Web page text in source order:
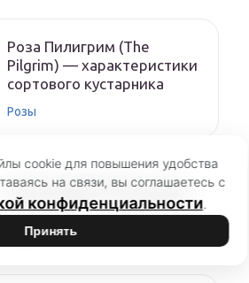
Роза Пилигрим (The
Pilgrim) — характеристики
сортового кустарника
Розы
Как реанимировать розы
после зимы — что делать
Розы
cookie для повышения удобства
на связи, вы соглашаетесь с
конфиденциальности.
Принять